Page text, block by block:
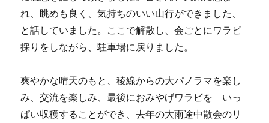
れ、眺めも良く、気持ちのいい山行ができました、
と話していました。ここで解散し、会ごとにワラビ
採りをしながら、駐車場に戻りました。
爽やかな晴天のもと、稜線からの大パノラマを楽し
み、交流を楽しみ、最後におみやげワラビを いっ
ぱい収穫することができ、去年の大雨途中散会のリ